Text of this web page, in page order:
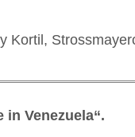
Kortil,
in Venezuela“.